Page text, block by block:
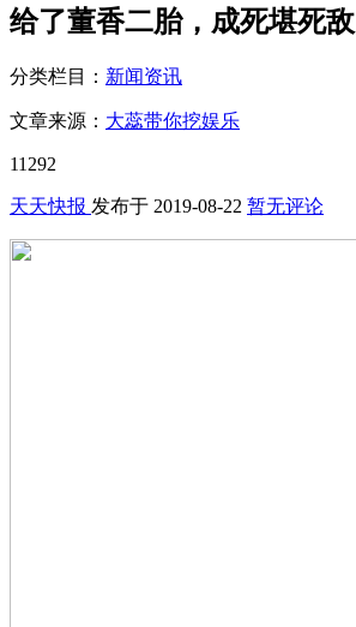
给了董香二胎，成死堪死敌
分类栏目： 新闻资讯
文章来源： 大蕊带你挖娱乐
11292
天天快报 发布于 2019-08-22 暂无评论